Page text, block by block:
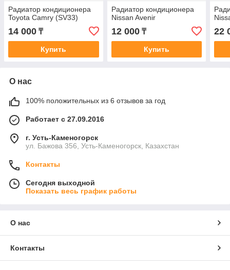
Радиатор кондиционера
Toyota Camry (SV33)
14 000 ₸
Купить
Радиатор кондиционера
Nissan Avenir
12 000₸
Купить
22
О нас
100% положительных из 6 отзывов за год
Работает с 27.09.2016
г. Усть-Каменогорск
ул. Бажова 356, Усть-Каменогорск, Казахстан
Контакты
Сегодня выходной
Показать весь график работы
О нас
Контакты